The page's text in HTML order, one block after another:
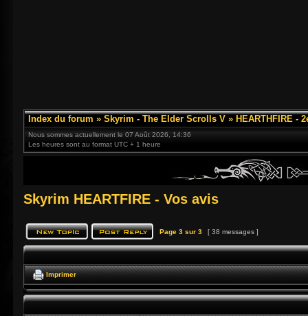
Index du forum » Skyrim - The Elder Scrolls V » HEARTHFIRE -
Nous sommes actuellement le 07 Août 2026, 14:36
Les heures sont au format UTC + 1 heure
Skyrim HEARTFIRE - Vos avis
Page 3 sur 3 [ 38 messages ]
Imprimer